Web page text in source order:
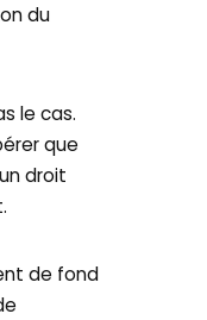
du
le cas.
que
droit
de fond